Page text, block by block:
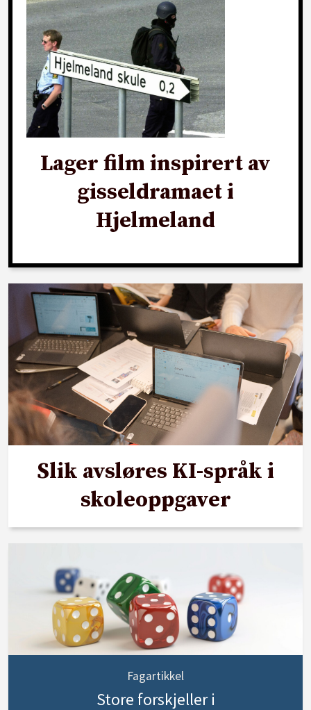
Lager film inspirert av
gisseldramaet i
Hjelmeland
Slik avsløres KI-språk i
skoleoppgaver
Fagartikkel
Store forskjeller i